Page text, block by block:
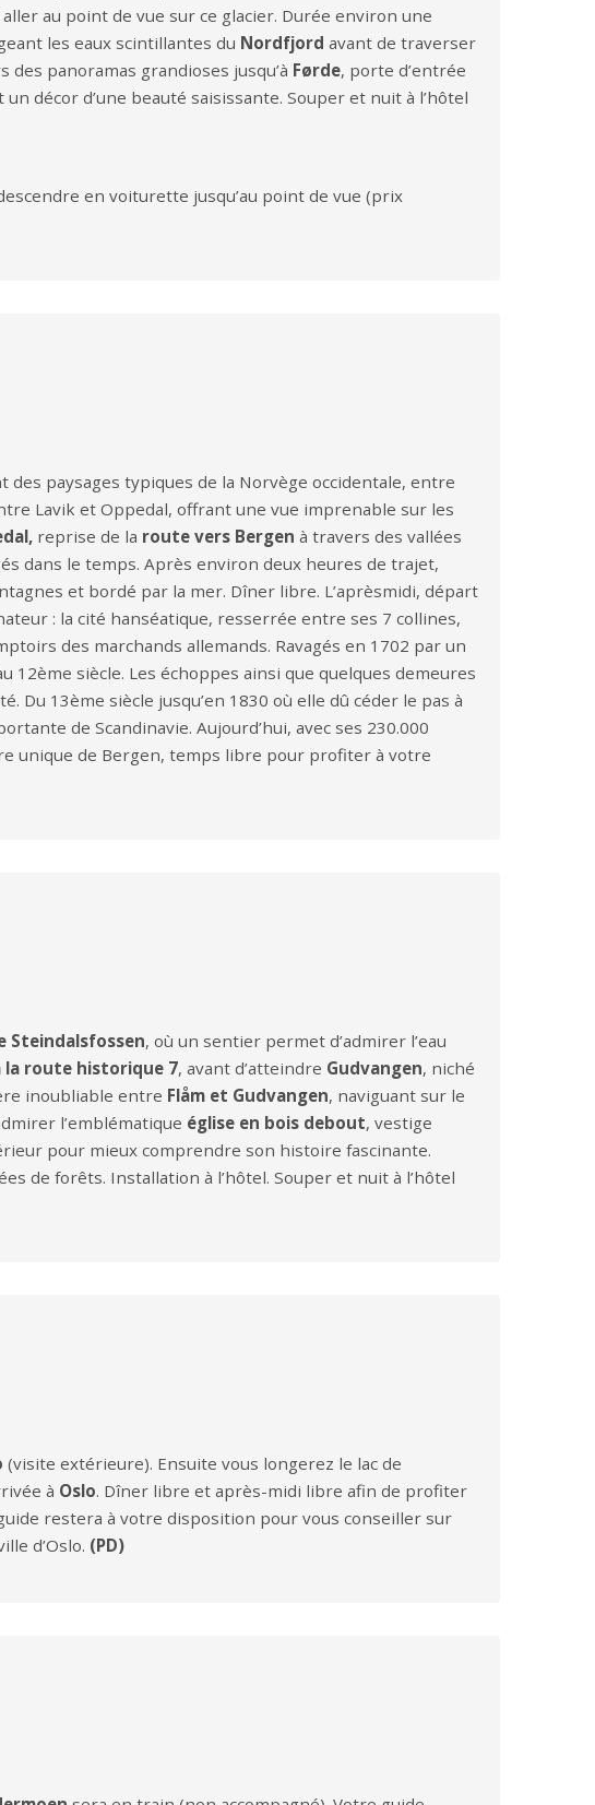
au point de vue sur ce glacier. Durée environ une
les eaux scintillantes du Nordfjord avant de traverser
panoramas grandioses jusqu’à Førde, porte d’entrée
décor d’une beauté saisissante. Souper et nuit à l’hôtel
en voiturette jusqu’au point de vue (prix
des paysages typiques de la Norvège occidentale, entre
Lavik et Oppedal, offrant une vue imprenable sur les
reprise de la route vers Bergen à travers des vallées
dans le temps. Après environ deux heures de trajet,
et bordé par la mer. Dîner libre. L’aprèsmidi, départ
: la cité hanséatique, resserrée entre ses 7 collines,
des marchands allemands. Ravagés en 1702 par un
siècle. Les échoppes ainsi que quelques demeures
Du 13ème siècle jusqu’en 1830 où elle dû céder le pas à
de Scandinavie. Aujourd’hui, avec ses 230.000
unique de Bergen, temps libre pour profiter à votre
Steindalsfossen, où un sentier permet d’admirer l’eau
la route historique 7, avant d’atteindre Gudvangen, niché
inoubliable entre Flåm et Gudvangen, naviguant sur le
l’emblématique église en bois debout, vestige
pour mieux comprendre son histoire fascinante.
de forêts. Installation à l’hôtel. Souper et nuit à l’hôtel
(visite extérieure). Ensuite vous longerez le lac de
à Oslo. Dîner libre et après-midi libre afin de profiter
restera à votre disposition pour vous conseiller sur
d’Oslo. (PD)